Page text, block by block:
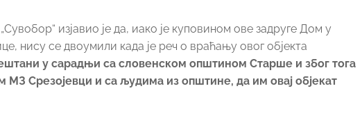
изјавио је да, иако је куповином ове задруге Дом у
нису се двоумили када је реч о враћању овог објекта
у сарадњи са словенском општином Старше и због тога
МЗ Срезојевци и са људима из општине, да им овај објекат